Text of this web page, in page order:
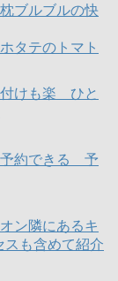
ブルブルの快
タテのトマト
けも楽 ひと
約できる 予
ン隣にあるキ
も含めて紹介